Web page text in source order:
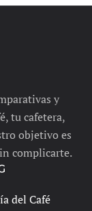
y
tu cafetera,
objetivo es
complicarte.
del Café